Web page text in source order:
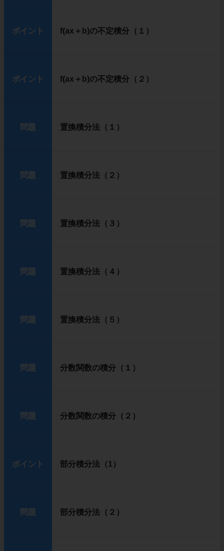
ポイント f(ax＋b)の不定積分（１）
ポイント f(ax＋b)の不定積分（２）
問題 置換積分法（１）
問題 置換積分法（２）
問題 置換積分法（３）
問題 置換積分法（４）
問題 置換積分法（５）
問題 分数関数の積分（１）
問題 分数関数の積分（２）
ポイント 部分積分法（1）
問題 部分積分法（２）